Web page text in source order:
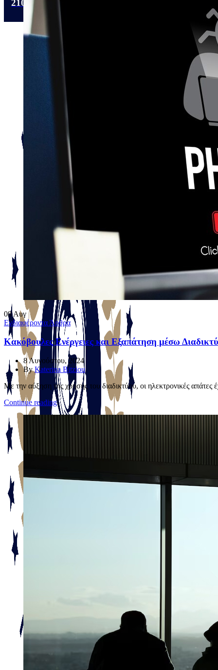
210 4112318
08Αυγ
Ενδιαφέροντα Άρθρα
Κακόβουλες Ενέργειες και Εξαπάτηση μέσω
8 Αυγούστου, 2024
By Katerina Bitziou
Με την αύξηση της χρήσης του διαδικτύου, οι ηλεκτρονικές απάτες
Continue reading